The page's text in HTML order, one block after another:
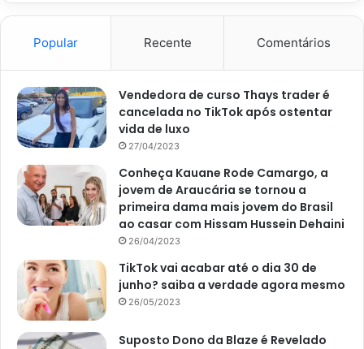
planta saudável será necessário a poda.
Reportagem sobre plantas e personalidades – Foto site Abril
Cactus
O cactus é uma planta muito poderosa que simboliza
Popular Recente Comentários
Vendedora de curso Thays trader é
cancelada no TikTok após ostentar
vida de luxo
27/04/2023
Conheça Kauane Rode Camargo, a
jovem de Araucária se tornou a
primeira dama mais jovem do Brasil
ao casar com Hissam Hussein Dehaini
26/04/2023
TikTok vai acabar até o dia 30 de
junho? saiba a verdade agora mesmo
26/05/2023
Suposto Dono da Blaze é Revelado